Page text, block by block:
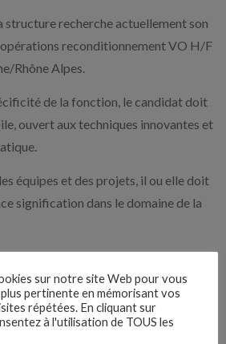
structure recherche actuellement son
reconditionnement VO H/F
Rhône Alpes.
de la fonction, le candidat doit
ouvert aux techniques innovantes et
équipes et des projets, il ou elle doit
signification dans le domaine de la
sur l’offre.
sur notre site Web pour vous
pertinente en mémorisant vos
répétées. En cliquant sur
à l'utilisation de TOUS les